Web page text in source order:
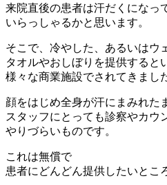
来院直後の患者は汗だくになっ
いらっしゃるかと思います。
そこで、冷やした、あるいはウ
タオルやおしぼりを提供すると
様々な商業施設でされてきまし
顔をはじめ全身が汗にまみれた
スタッフにとっても診察やカウ
やりづらいものです。
これは無償で
患者にどんどん提供したいとこ